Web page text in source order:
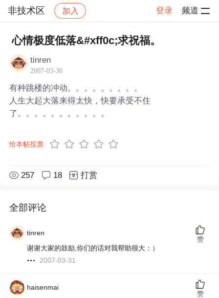
非技术区 加入 登录 频道
社区 非技术区 帖子详情
心情极度低落&#xff0c;求祝福。
tinren
2007-03-30
有种跳楼的冲动。。。。。。。。。
人生大起大落来得太快，快要承受不住
了。。。。。。。。。。。
给本帖投票
257 18 打赏
全部评论
tinren
谢谢大家的鼓励,你们的话对我帮助很大：）
2007-03-31
赞
haisenmai
赞